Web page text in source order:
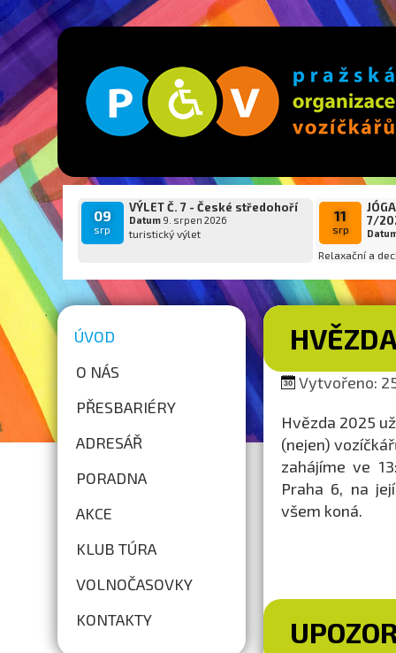
09
srp
VÝLET Č. 7 - České středohoří
Datum9. srpen 2026
turistický výlet
11
srp
7/
Relaxační a
ÚVOD
O NÁS
PŘESBARIÉRY
ADRESÁŘ
PORADNA
AKCE
KLUB TÚRA
VOLNOČASOVKY
KONTAKTY
Vytvořeno:
Hvězda 2025
(nejen)
zahájíme ve
Praha 6, na
všem koná.